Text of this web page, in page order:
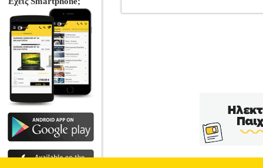
της; Πώς μπορούν να οργανωθούν
μέσα